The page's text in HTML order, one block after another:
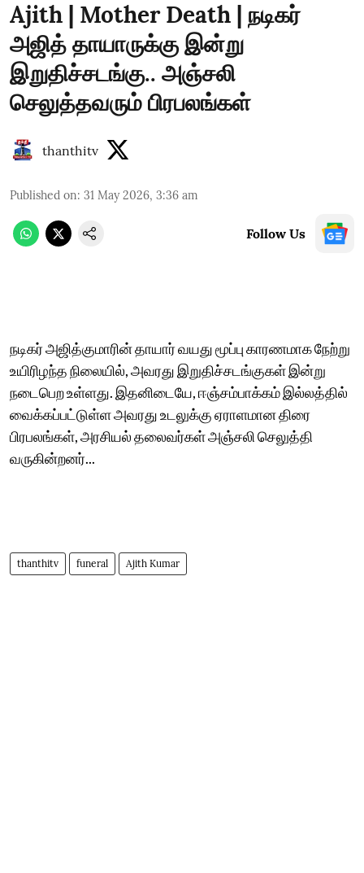
Ajith | Mother Death | நடிகர்
அஜித் தாயாருக்கு இன்று
இறுதிச்சடங்கு.. அஞ்சலி
செலுத்தவரும் பிரபலங்கள்
thanthitv
Published on: 31 May 2026, 3:36 am
Follow Us
நடிகர் அஜித்குமாரின் தாயார் வயது மூப்பு காரணமாக நேற்று
உயிரிழந்த நிலையில், அவரது இறுதிச்சடங்குகள் இன்று
நடைபெற உள்ளது. இதனிடையே, ஈஞ்சம்பாக்கம் இல்லத்தில்
வைக்கப்பட்டுள்ள அவரது உடலுக்கு ஏராளமான திரை
பிரபலங்கள், அரசியல் தலைவர்கள் அஞ்சலி செலுத்தி
வருகின்றனர்...
thanthitv funeral Ajith Kumar